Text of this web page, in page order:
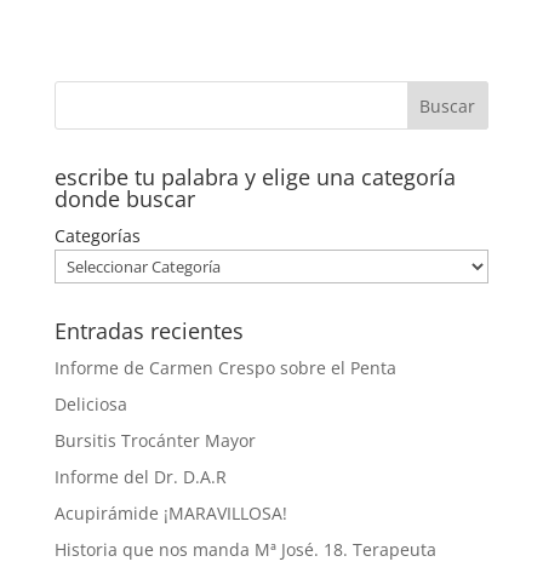
escribe tu palabra y elige una categoría
donde buscar
Categorías
Entradas recientes
Informe de Carmen Crespo sobre el Penta
Deliciosa
Bursitis Trocánter Mayor
Informe del Dr. D.A.R
Acupirámide ¡MARAVILLOSA!
Historia que nos manda Mª José. 18. Terapeuta